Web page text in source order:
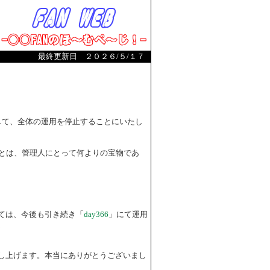
最終更新日 ２０２６/５/１７
、全体の運用を停止することにいたし
は、管理人にとって何よりの宝物であ
は、今後も引き続き「 day366 」にて運用
げます。本当にありがとうございまし